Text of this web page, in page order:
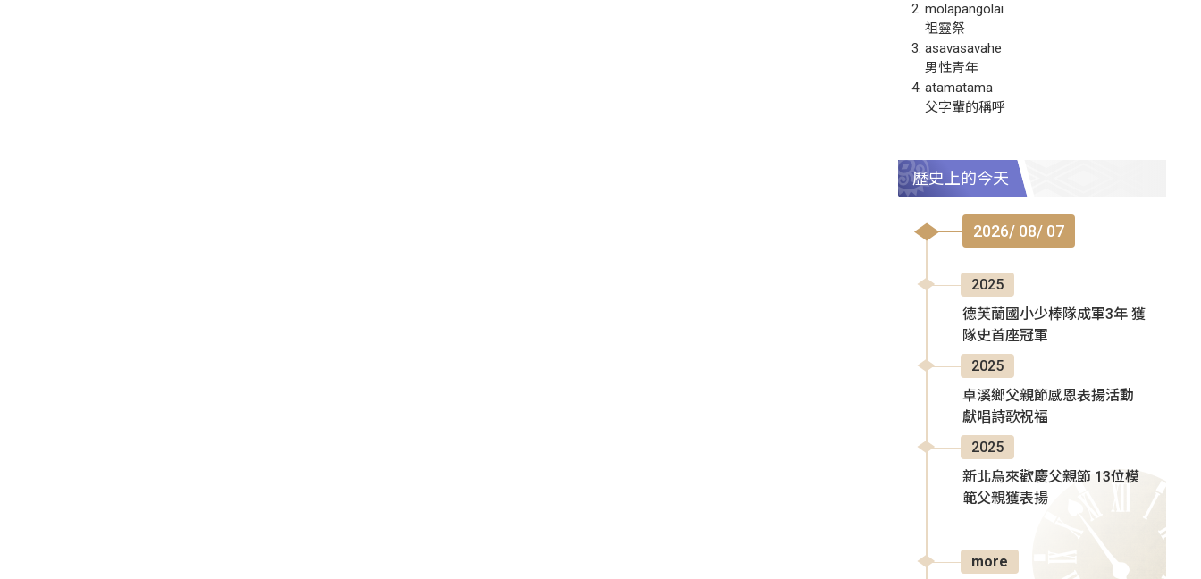
molapangolai
祖靈祭
asavasavahe
男性青年
atamatama
父字輩的稱呼
歷史上的今天
2026/ 08/ 07
2025
德芙蘭國小少棒隊成軍3年 獲
隊史首座冠軍
2025
卓溪鄉父親節感恩表揚活動
獻唱詩歌祝福
2025
新北烏來歡慶父親節 13位模
範父親獲表揚
more